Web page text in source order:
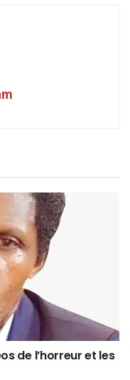
de l’horreur et les